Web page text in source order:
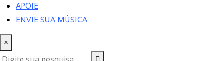
APOIE
ENVIE SUA MÚSICA
×